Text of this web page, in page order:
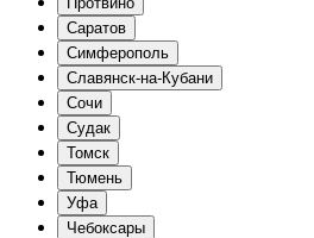
Саратов
Симферополь
Славянск-на-Кубани
Сочи
Судак
Томск
Тюмень
Уфа
Чебоксары